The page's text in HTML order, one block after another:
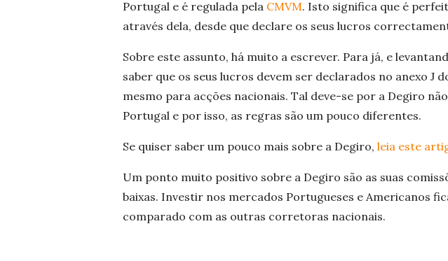
Portugal e é regulada pela CMVM. Isto significa que é
através dela, desde que declare os seus lucros
Sobre este assunto, há muito a escrever. Para já, e
saber que os seus lucros devem ser declarados no anexo J
mesmo para acções nacionais. Tal deve-se por a Degiro
Portugal e por isso, as regras são um pouco diferentes.
Se quiser saber um pouco mais sobre a Degiro, leia este
Um ponto muito positivo sobre a Degiro são as suas
baixas. Investir nos mercados Portugueses e Americanos
comparado com as outras corretoras nacionais.